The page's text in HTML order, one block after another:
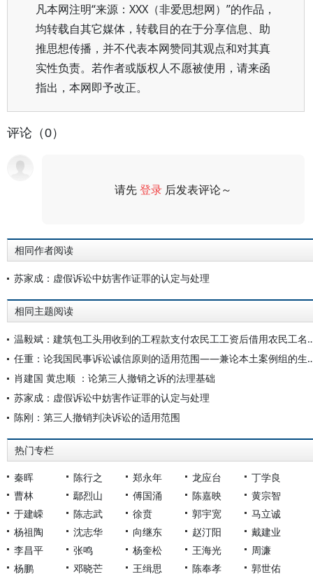
凡本网注明“来源：XXX（非爱思想网）”的作品，
均转载自其它媒体，转载目的在于分享信息、助
推思想传播，并不代表本网赞同其观点和对其真
实性负责。若作者或版权人不愿被使用，请来函
指出，本网即予改正。
评论（0）
请先登录 后发表评论～
相同作者阅读
苏家成：虚假诉讼中妨害作证罪的认定与处理
相同主题阅读
温毅斌：建筑包工头用收到的工程款支付农民工工资后借用农
任重：论我国民事诉讼诚信原
肖建国 黄忠顺 ：论第三人撤销之诉的法理基础
苏家成：虚假诉讼中妨害作证罪的认定与处理
陈刚：第三人撤销判决诉讼的适用范围
热门专栏
秦晖 陈行之 郑永年 龙应台
丁学良
曹林
鄢烈山 傅国涌 陈嘉映
黄宗智
于建嵘
陈志武 徐贲 郭宇宽
马立诚
杨祖陶
沈志华 向继东 赵汀阳
戴建业
李昌平
张鸣 杨奎松 王海光
周濂
杨鹏
邓晓芒 王缉思 陈奉孝 郭世佑